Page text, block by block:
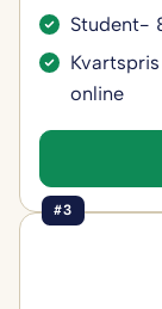
Student-
online
#3